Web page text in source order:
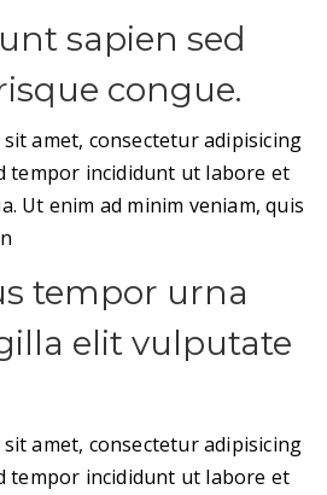
sapien sed
congue.
amet, consectetur adipisicing
tempor incididunt ut labore et
Ut enim ad minim veniam, quis
tempor urna
elit vulputate
amet, consectetur adipisicing
tempor incididunt ut labore et